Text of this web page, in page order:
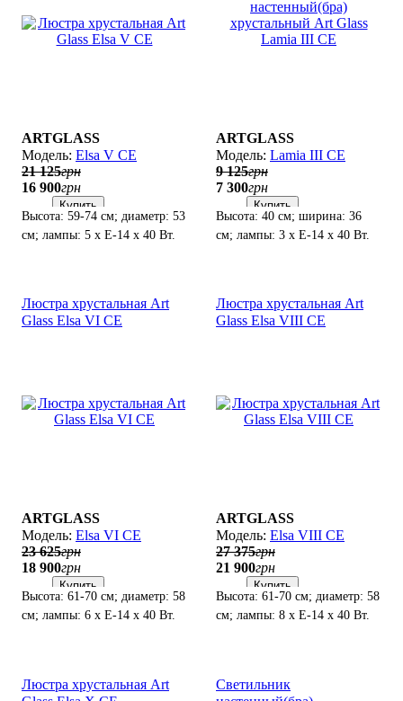
ARTGLASS
Elsa V CE
21 125грн
16 900грн
Купить
Высота: 59-74 см; диаметр: 53
см; лампы: 5 х Е-14 х 40 Вт.
ARTGLASS
Lamia III CE
9 125грн
7 300грн
Купить
Высота: 40 см; ширина: 36
см; лампы: 3 х Е-14 х 40 Вт.
Люстра хрустальная Art
Glass Elsa VI CE
ARTGLASS
Elsa VI CE
23 625грн
18 900грн
Купить
Высота: 61-70 см; диаметр: 58
см; лампы: 6 х Е-14 х 40 Вт.
Люстра хрустальная Art
Glass Elsa VIII CE
ARTGLASS
Elsa VIII CE
27 375грн
21 900грн
Купить
Высота: 61-70 см; диаметр: 58
см; лампы: 8 х Е-14 х 40 Вт.
Люстра хрустальная Art
Светильник